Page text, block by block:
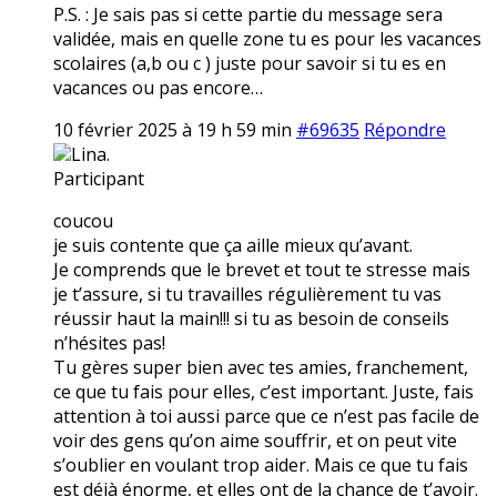
P.S. : Je sais pas si cette partie du message sera
validée, mais en quelle zone tu es pour les vacances
scolaires (a,b ou c ) juste pour savoir si tu es en
vacances ou pas encore…
10 février 2025 à 19 h 59 min #69635 Répondre
Lina.
Participant
coucou
je suis contente que ça aille mieux qu’avant.
Je comprends que le brevet et tout te stresse mais
je t’assure, si tu travailles régulièrement tu vas
réussir haut la main!!! si tu as besoin de conseils
n’hésites pas!
Tu gères super bien avec tes amies, franchement,
ce que tu fais pour elles, c’est important. Juste, fais
attention à toi aussi parce que ce n’est pas facile de
voir des gens qu’on aime souffrir, et on peut vite
s’oublier en voulant trop aider. Mais ce que tu fais
est déjà énorme, et elles ont de la chance de t’avoir.